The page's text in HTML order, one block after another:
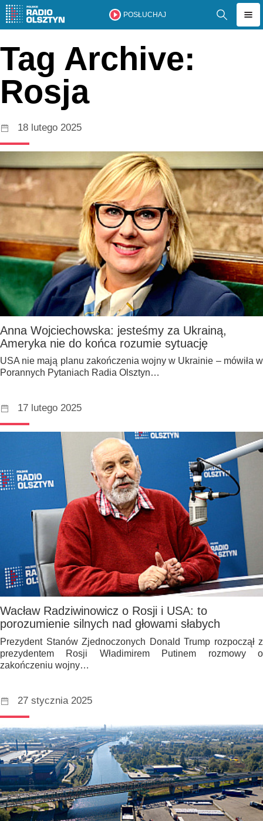
POSŁUCHAJ
Tag Archive:
Rosja
18 lutego 2025
Anna Wojciechowska: jesteśmy za Ukrainą,
Ameryka nie do końca rozumie sytuację
USA nie mają planu zakończenia wojny w Ukrainie – mówiła w
Porannych Pytaniach Radia Olsztyn…
17 lutego 2025
Wacław Radziwinowicz o Rosji i USA: to
porozumienie silnych nad głowami słabych
Prezydent Stanów Zjednoczonych Donald Trump rozpoczął z
prezydentem Rosji Władimirem Putinem rozmowy o
zakończeniu wojny…
27 stycznia 2025